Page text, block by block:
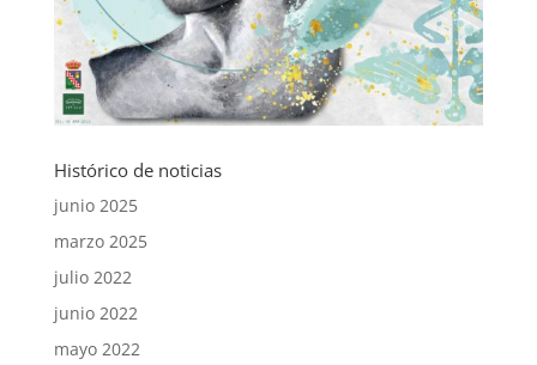
Histórico de noticias
junio 2025
marzo 2025
julio 2022
junio 2022
mayo 2022